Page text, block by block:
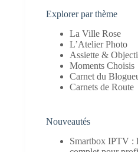
Explorer par thème
La Ville Rose
L’Atelier Photo
Assiette &
Moments Choisis
Carnet du
Carnets de Route
Nouveautés
Smartbox IPTV :